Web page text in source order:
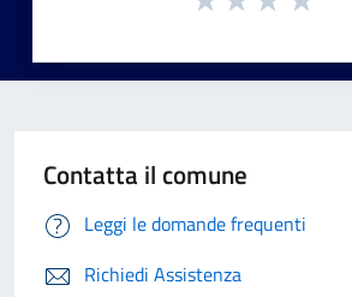
Contatta il comune
Leggi le domande frequenti
Richiedi Assistenza